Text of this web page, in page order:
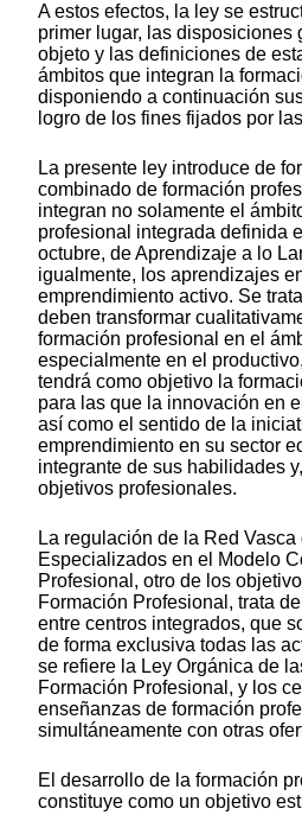
A estos efectos, la ley se
primer lugar, las disposiciones
objeto y las definiciones de
ámbitos que integran la
disponiendo a continuación
logro de los fines fijados por
La presente ley introduce de
combinado de formación
integran no solamente el
profesional integrada definida
octubre, de Aprendizaje a lo
igualmente, los aprendizajes
emprendimiento activo. Se
deben transformar
formación profesional en el
especialmente en el
tendrá como objetivo la
para las que la innovación en
así como el sentido de la
emprendimiento en su sector
integrante de sus habilidades
objetivos profesionales.
La regulación de la Red Vasca
Especializados en el Modelo
Profesional, otro de los
Formación Profesional, trata
entre centros integrados, que
de forma exclusiva todas las
se refiere la Ley Orgánica de
Formación Profesional, y los
enseñanzas de formación
simultáneamente con otras
El desarrollo de la formación
constituye como un objetivo